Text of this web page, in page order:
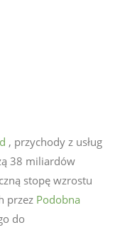
, przychody z usług
38 miliardów
stopę wzrostu
przez Podobna
do